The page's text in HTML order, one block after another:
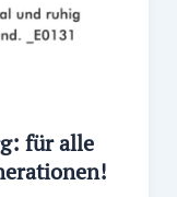
für alle